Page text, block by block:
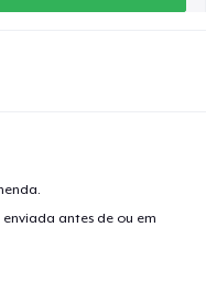
antes de ou em